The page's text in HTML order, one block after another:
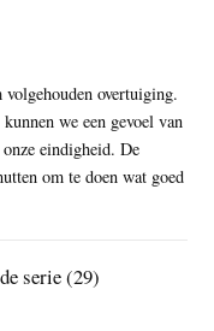
overtuiging.
we een gevoel van
eindigheid. De
om te doen wat goed
serie (29)